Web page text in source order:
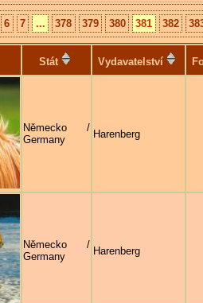
6 7 ... 378 379 380 381 382
Stát Vydavatelství
Německo /
Germany
Harenberg
Německo /
Germany
Harenberg